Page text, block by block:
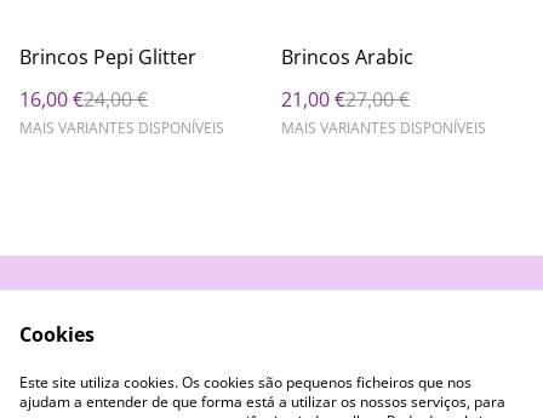
%
Brincos Pepi Glitter
16,00 €24,00 €
MAIS VARIANTES DISPONÍVEIS
%
Brincos Arabic
21,00 €27,00 €
MAIS VARIANTES DISPONÍVEIS
Privacidade
Cookies
Cookies
Este site utiliza cookies. Os cookies são pequenos ficheiros que nos
ajudam a entender de que forma está a utilizar os nossos serviços, para